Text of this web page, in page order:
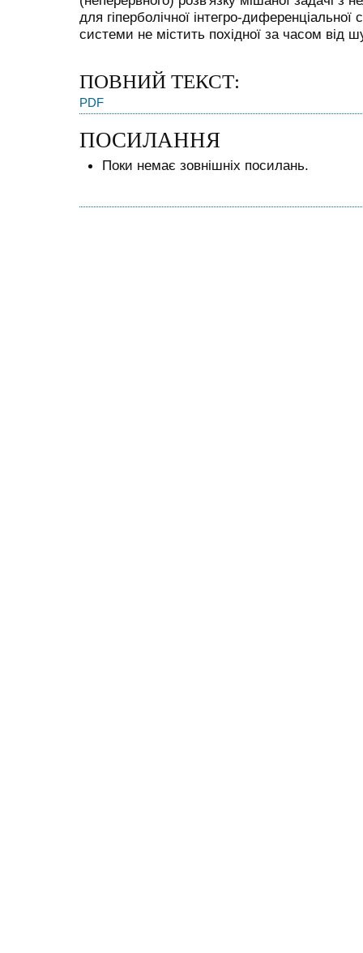
для гіперболічної інтегро-
системи не містить похідної за часом від
ПОВНИЙ ТЕКСТ:
PDF
ПОСИЛАННЯ
Поки немає зовнішніх посилань.